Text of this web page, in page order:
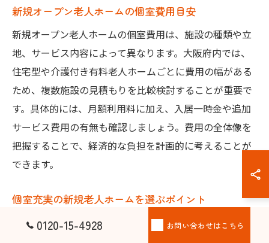
新規オープン老人ホームの個室費用目安
新規オープン老人ホームの個室費用は、施設の種類や立
地、サービス内容によって異なります。大阪府内では、
住宅型や介護付き有料老人ホームごとに費用の幅がある
ため、複数施設の見積もりを比較検討することが重要で
す。具体的には、月額利用料に加え、入居一時金や追加
サービス費用の有無も確認しましょう。費用の全体像を
把握することで、経済的な負担を計画的に考えることが
できます。
個室充実の新規老人ホームを選ぶポイント
個室が充実している新規老人ホームを選ぶ際は、居室の
0120-15-4928 お問い合わせはこちら